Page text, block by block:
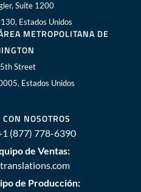
Suite 1200
Estados Unidos
METROPOLITANA DE
Street
Estados Unidos
NOSOTROS
(877) 778-6390
de Ventas:
de Producción: